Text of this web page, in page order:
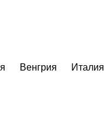
Венгрия
Италия